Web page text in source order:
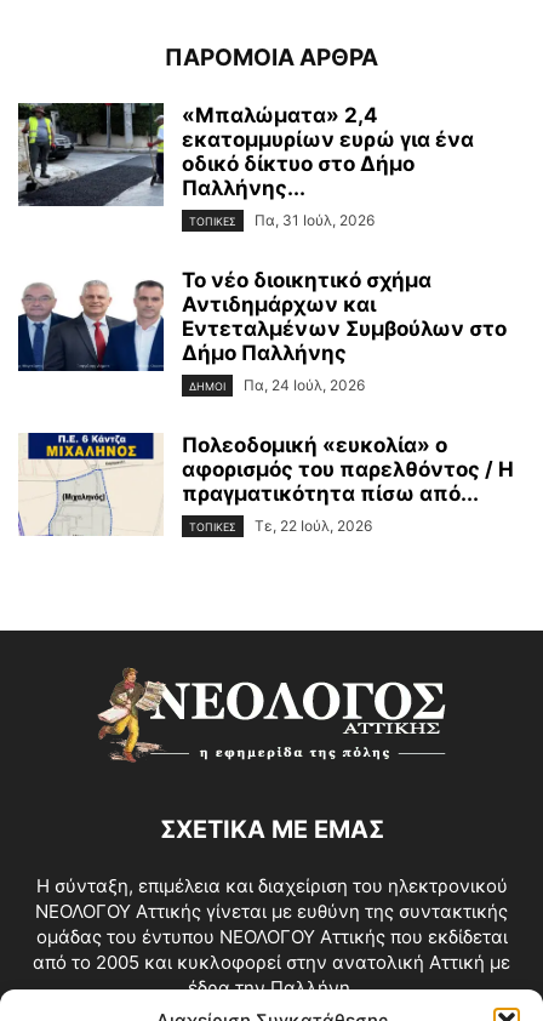
ΠΑΡΟΜΟΙΑ ΑΡΘΡΑ
«Μπαλώματα» 2,4
εκατομμυρίων ευρώ για ένα
οδικό δίκτυο στο Δήμο
Παλλήνης...
ΤΟΠΙΚΕΣ Πα, 31 Ιούλ, 2026
Το νέο διοικητικό σχήμα
Αντιδημάρχων και
Εντεταλμένων Συμβούλων στο
Δήμο Παλλήνης
ΔΗΜΟΙ Πα, 24 Ιούλ, 2026
Πολεοδομική «ευκολία» ο
αφορισμός του παρελθόντος / Η
πραγματικότητα πίσω από...
ΤΟΠΙΚΕΣ Τε, 22 Ιούλ, 2026
ΣΧΕΤΙΚΑ ΜΕ ΕΜΑΣ
Η σύνταξη, επιμέλεια και διαχείριση του ηλεκτρονικού
ΝΕΟΛΟΓΟΥ Αττικής γίνεται με ευθύνη της συντακτικής
ομάδας του έντυπου ΝΕΟΛΟΓΟΥ Αττικής που εκδίδεται
από το 2005 και κυκλοφορεί στην ανατολική Αττική με
έδρα την Παλλήνη.